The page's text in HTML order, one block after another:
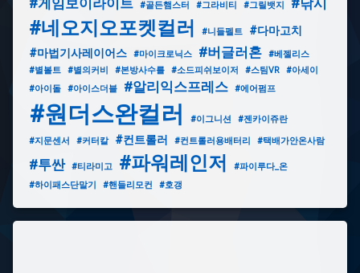
#골든햄스터 #그라비티 #그릴뱃지
#네오지오포켓컬러 #니들펠트
#다마고치
#마법기사레이어스
#마이크로닉스 #버글러혼
#베젤리스
#별볼트
#별의커비 #본방사수를 #소드피쉬보이저 #스팀VR
#아세이
#아이돌
#아이스더블 #알리익스프레스 #에어펌프
#원더스완컬러 #이그니션 #젠카이쥬란
#지문센서 #커터칼 #컨트롤러 #컨트롤러용배터리 #택배가안온사람
#투싼 #티라미고 #파워레인저
#파이루다_온
#하이패스단말기
#핸들리모컨 #호갱